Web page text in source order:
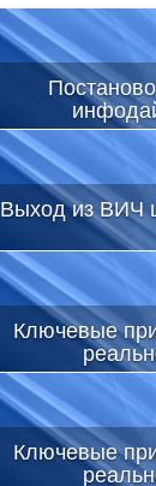
Выход из ВИЧ
Ключевые
Ключевые